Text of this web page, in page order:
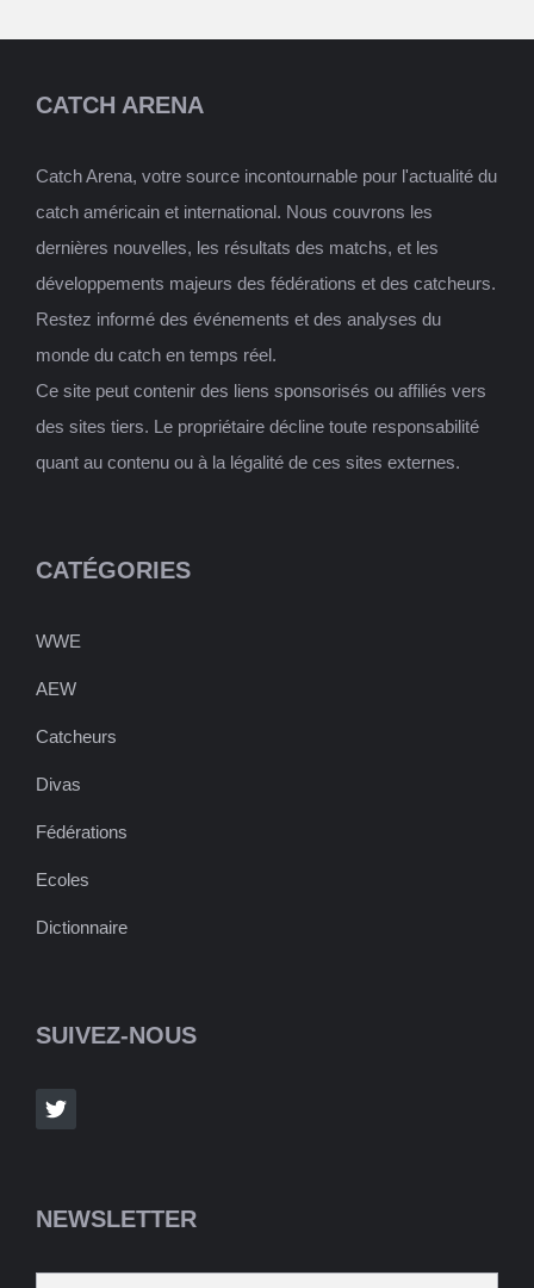
CATCH ARENA
Catch Arena, votre source incontournable pour l'actualité du
catch américain et international. Nous couvrons les
dernières nouvelles, les résultats des matchs, et les
développements majeurs des fédérations et des catcheurs.
Restez informé des événements et des analyses du
monde du catch en temps réel.
Ce site peut contenir des liens sponsorisés ou affiliés vers
des sites tiers. Le propriétaire décline toute responsabilité
quant au contenu ou à la légalité de ces sites externes.
CATÉGORIES
WWE
AEW
Catcheurs
Divas
Fédérations
Ecoles
Dictionnaire
SUIVEZ-NOUS
NEWSLETTER